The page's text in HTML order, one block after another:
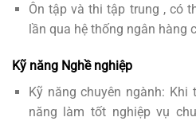
Ôn tập và thi tập trung , có
lần qua hệ thống ngân hàng
Kỹ năng Nghề nghiệp
Kỹ năng chuyên ngành:
năng làm tốt nghiệp vụ